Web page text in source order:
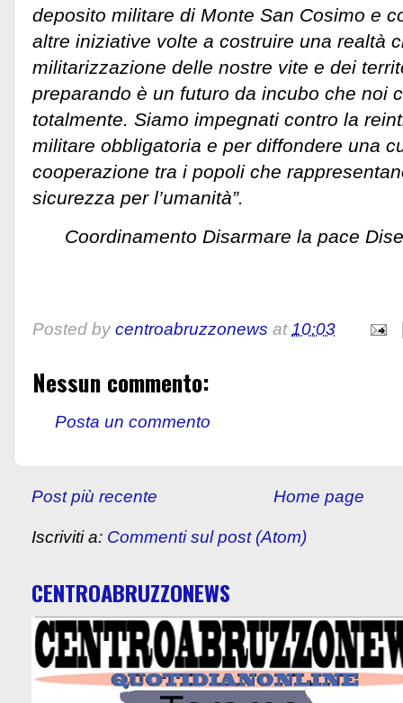
deposito militare di Monte San Cosimo e
altre iniziative volte a costruire una realtà
militarizzazione delle nostre vite e dei
preparando è un futuro da incubo che noi
totalmente. Siamo impegnati contro la
militare obbligatoria e per diffondere una
cooperazione tra i popoli che
sicurezza per
Coordinamento Disarmare la pace
Posted by centroabruzzonews at10:03
Nessun commento:
Posta un commento
Post più recente Home page
Iscriviti a: Commenti sul post (Atom)
CENTROABRUZZONEWS